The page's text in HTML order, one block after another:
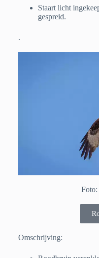
Staart licht
gespreid.
.
Omschrijving: